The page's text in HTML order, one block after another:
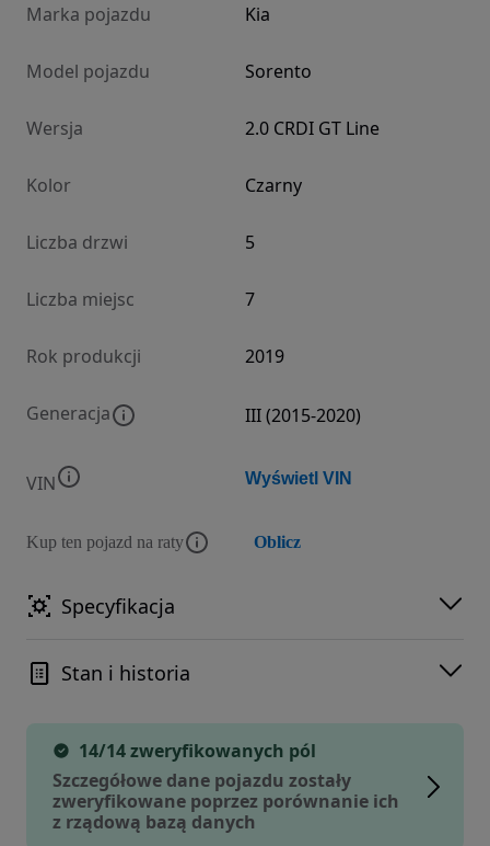
Marka pojazdu Kia
Model pojazdu Sorento
Wersja 2.0 CRDI GT Line
Kolor Czarny
Liczba drzwi 5
Liczba miejsc 7
Rok produkcji 2019
Generacja III (2015-2020)
VIN Wyświetl VIN
Kup ten pojazd na raty Oblicz
Specyfikacja
Stan i historia
14/14 zweryfikowanych pól
Szczegółowe dane pojazdu zostały
zweryfikowane poprzez porównanie ich
z rządową bazą danych